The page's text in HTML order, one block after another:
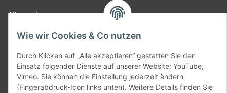
Wie wir Cookies & Co nutzen
Durch Klicken auf „Alle akzeptieren“ gestatten Sie den
Einsatz folgender Dienste auf unserer Website: YouTube,
Vimeo. Sie können die Einstellung jederzeit ändern
(Fingerabdruck-Icon links unten). Weitere Details finden Sie
Allgemein
Teil unseres Netzwerks:
SmoliTec - Safety. Simplified. Worldwide. ( B2B Shop )
Vertrag widerrufen